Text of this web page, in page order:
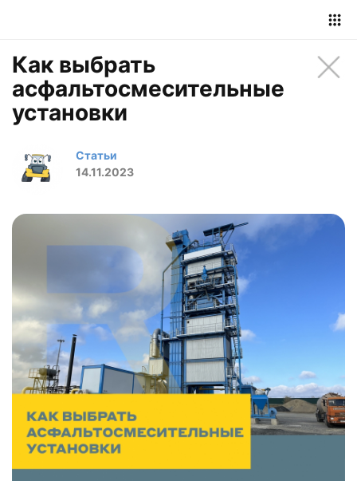
Как выбрать
асфальтосмесительные
установки
Статьи
14.11.2023